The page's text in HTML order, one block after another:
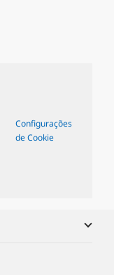
Configurações
de Cookie